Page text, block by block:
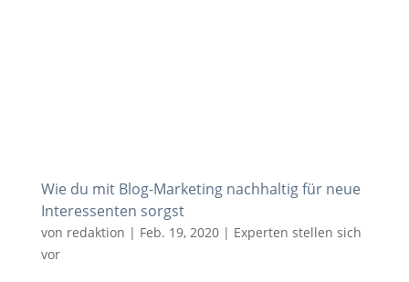
Wie du mit Blog-Marketing nachhaltig für neue
Interessenten sorgst
von redaktion | Feb. 19, 2020| Experten stellen sich
vor